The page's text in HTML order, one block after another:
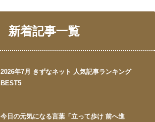
新着記事一覧
2026年7月 きずなネット 人気記事ランキング
BEST5
今日の元気になる言葉「立って歩け 前へ進